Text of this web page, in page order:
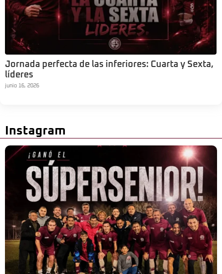
Jornada perfecta de las inferiores: Cuarta y Sexta,
líderes
junio 16, 2026
Instagram